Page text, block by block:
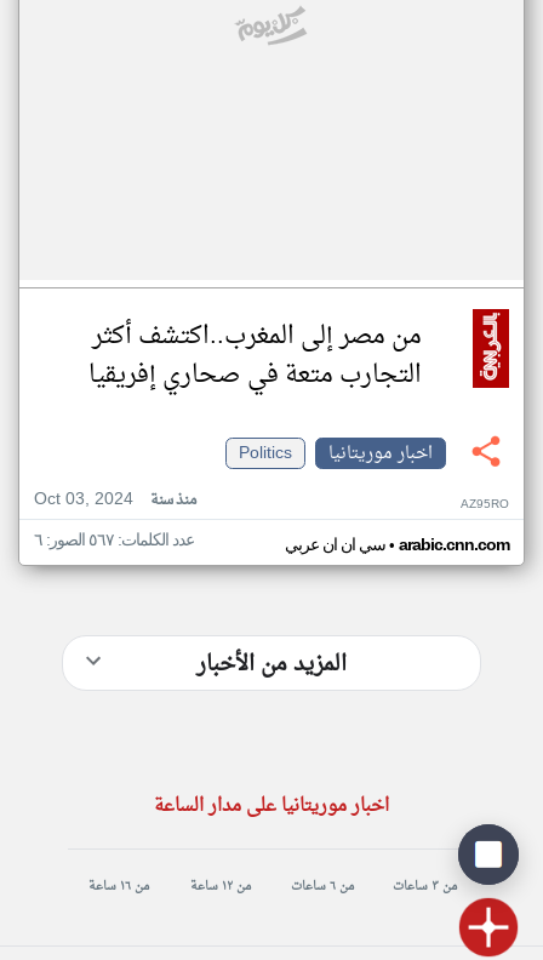
من مصر إلى المغرب..اكتشف أكثر
التجارب متعة في صحاري إفريقيا
اخبار موريتانيا
Politics
Oct 03, 2024
منذ سنة AZ95RO
سي ان ان عربي• arabic.cnn.com عدد الكلمات: ٥٦٧ الصور: ٦
المزيد من الأخبار
اخبار موريتانيا على مدار الساعة
من ٣ ساعات من ٦ ساعات من ١٢ ساعة من ١٦ ساعة